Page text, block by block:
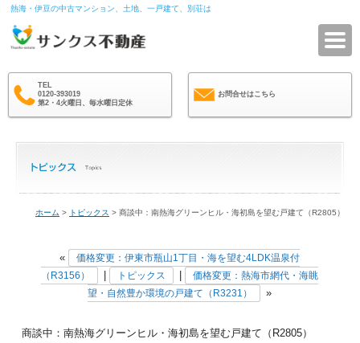
熱海・伊豆の中古マンション、土地、一戸建て、別荘は
TEL
0120-393019
第2・4火曜日、毎水曜日定休
お問合せはこちら
ホーム > トピックス > 商談中：南熱海グリーンヒル・海初島を望む戸建て（R2805）
«
価格変更：伊東市瓶山1丁目・海を望む4LDK温泉付
（R3156）
トピックス
価格変更：熱海市網代・海眺
望・自然豊か環境の戸建て（R3231）
»
商談中：南熱海グリーンヒル・海初島を望む戸建て（R2805）